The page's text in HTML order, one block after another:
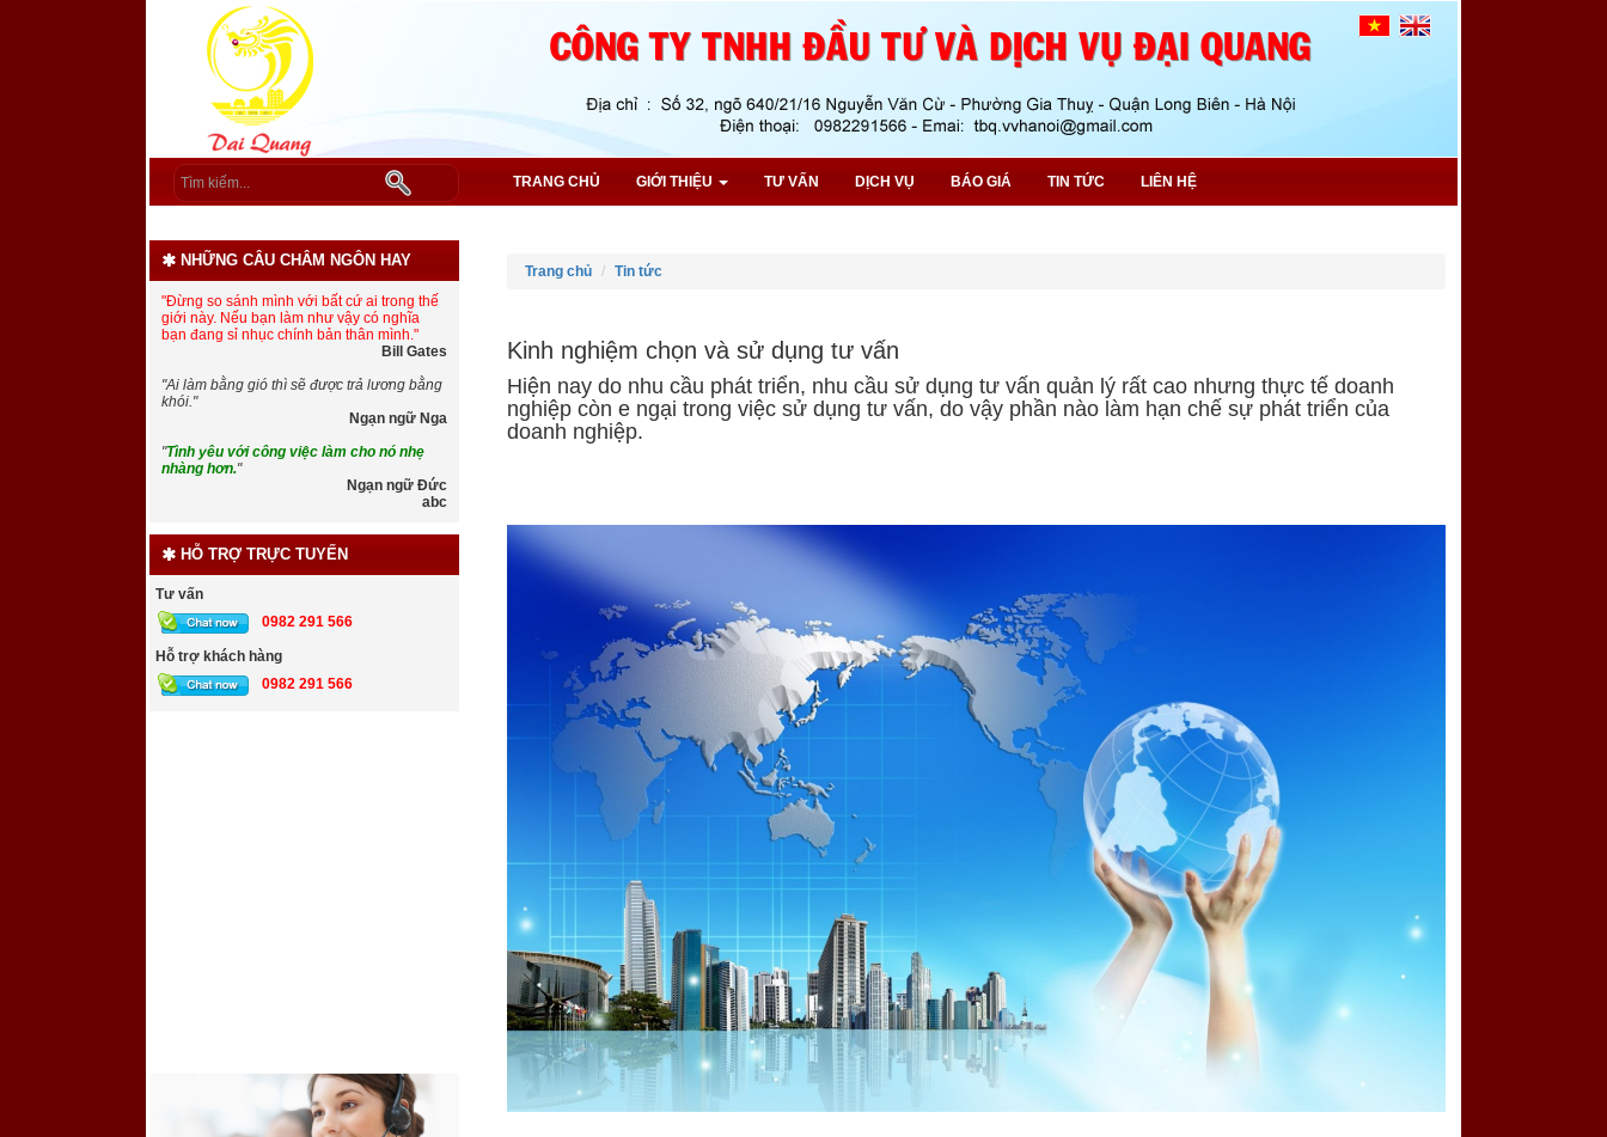
TRANG CHỦ GIỚI THIỆU TƯ VẤN DỊCH VỤ BÁO GIÁ TIN TỨC LIÊN HỆ
NHỮNG CÂU CHÂM NGÔN HAY
"Đừng so sánh mình với bất cứ ai trong thế
giới này. Nếu bạn làm như vậy có nghĩa
bạn đang sỉ nhục chính bản thân mình."
Bill Gates
"Ai làm bằng gió thì sẽ được trả lương bằng
khói."
Ngạn ngữ Nga
"Tình yêu với công việc làm cho nó nhẹ
nhàng hơn."
Ngạn ngữ Đức
abc
HỖ TRỢ TRỰC TUYẾN
Tư vấn
0982 291 566
Hỗ trợ khách hàng
0982 291 566
Trang chủ Tin tức
Kinh nghiệm chọn và sử dụng tư vấn
Hiện nay do nhu cầu phát triển, nhu cầu sử dụng tư vấn quản lý rất cao nhưng thực tế doanh
nghiệp còn e ngại trong việc sử dụng tư vấn, do vậy phần nào làm hạn chế sự phát triển của
doanh nghiệp.